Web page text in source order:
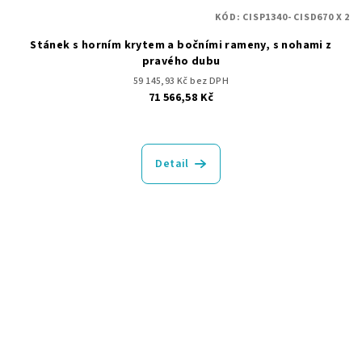
Stánek s horním krytem a bočními rameny, s nohami z
pravého dubu
59 145,93 Kč bez DPH
71 566,58 Kč
Detail
KÓD: CISP1340- CISD670 X 2